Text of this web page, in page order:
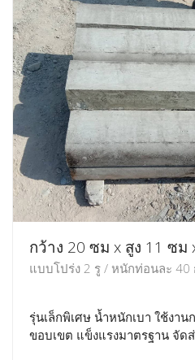
กว้าง 20 ซม x สูง 11 ซม
แบบโปร่ง 2 รู / หนักท่อนละ 40
รุ่นเล็กพิเศษ น้ำหนักเบา ใช้งา
ขอบเขต แข็งแรงมาตรฐาน จัด